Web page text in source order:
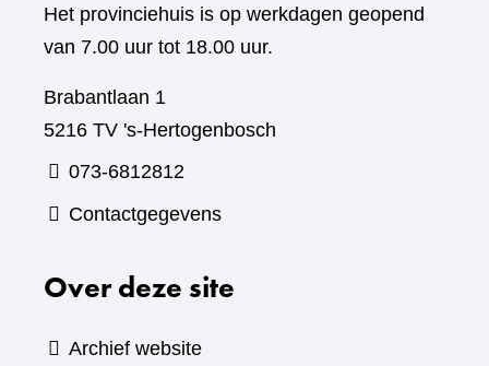
Het provinciehuis is op werkdagen geopend
van 7.00 uur tot 18.00 uur.
Brabantlaan 1
5216 TV 's-Hertogenbosch
073-6812812
Contactgegevens
Over deze site
Archief website